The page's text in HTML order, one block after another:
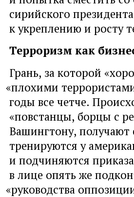
сирийского
к укреплению и росту
Терроризм как
Грань, за которой «
«плохими
годы все четче.
«повстанцы, борцы с
Вашингтону, получают
тренируются у
и подчиняются
в лице опять же
«руководства